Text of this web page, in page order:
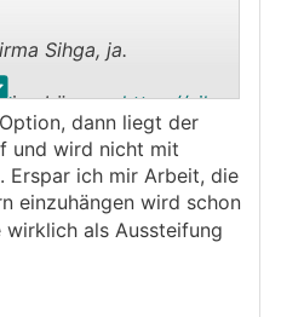
.
Sihga, ja.
Lösung:https://sihg
dann liegt der
und wird nicht mit
Erspar ich mir Arbeit, die
einzuhängen wird schon
wirklich als Aussteifung